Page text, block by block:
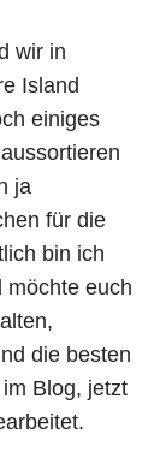
wir in
Island
einiges
ja
für die
bin ich
möchte euch
die besten
Blog, jetzt